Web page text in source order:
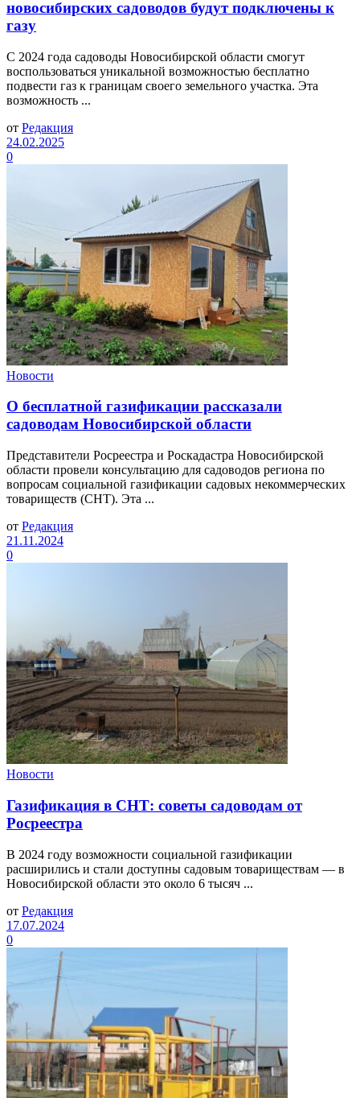
новосибирских садоводов будут подключены к
газу
С 2024 года садоводы Новосибирской области смогут
воспользоваться уникальной возможностью бесплатно
подвести газ к границам своего земельного участка. Эта
возможность ...
от Редакция
24.02.2025
0
Новости
О бесплатной газификации рассказали
садоводам Новосибирской области
Представители Росреестра и Роскадастра Новосибирской
области провели консультацию для садоводов региона по
вопросам социальной газификации садовых некоммерческих
товариществ (СНТ). Эта ...
от Редакция
21.11.2024
0
Новости
Газификация в СНТ: советы садоводам от
Росреестра
В 2024 году возможности социальной газификации
расширились и стали доступны садовым товариществам — в
Новосибирской области это около 6 тысяч ...
от Редакция
17.07.2024
0